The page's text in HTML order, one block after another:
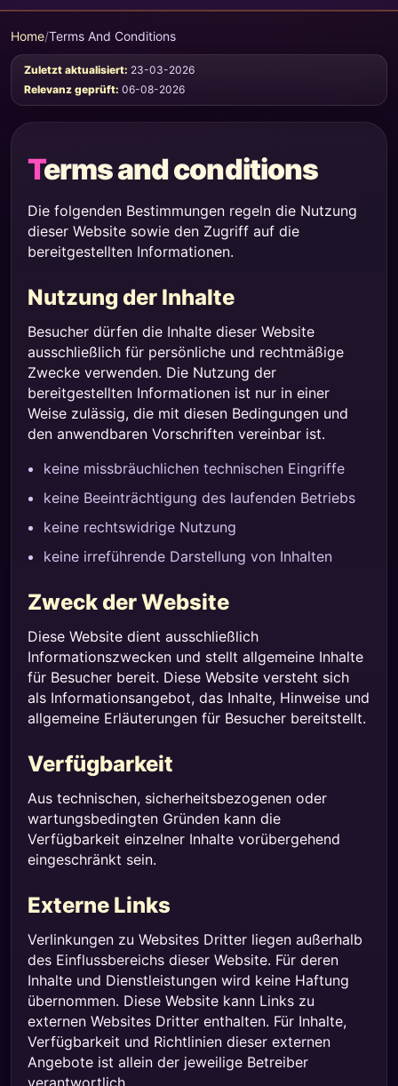
Home/Terms And Conditions
Zuletzt aktualisiert: 23-03-2026
Relevanz geprüft: 06-08-2026
Terms and conditions
Die folgenden Bestimmungen regeln die Nutzung
dieser Website sowie den Zugriff auf die
bereitgestellten Informationen.
Nutzung der Inhalte
Besucher dürfen die Inhalte dieser Website
ausschließlich für persönliche und rechtmäßige
Zwecke verwenden. Die Nutzung der
bereitgestellten Informationen ist nur in einer
Weise zulässig, die mit diesen Bedingungen und
den anwendbaren Vorschriften vereinbar ist.
keine missbräuchlichen technischen Eingriffe
keine Beeinträchtigung des laufenden Betriebs
keine rechtswidrige Nutzung
keine irreführende Darstellung von Inhalten
Zweck der Website
Diese Website dient ausschließlich
Informationszwecken und stellt allgemeine Inhalte
für Besucher bereit. Diese Website versteht sich
als Informationsangebot, das Inhalte, Hinweise und
allgemeine Erläuterungen für Besucher bereitstellt.
Verfügbarkeit
Aus technischen, sicherheitsbezogenen oder
wartungsbedingten Gründen kann die
Verfügbarkeit einzelner Inhalte vorübergehend
eingeschränkt sein.
Externe Links
Verlinkungen zu Websites Dritter liegen außerhalb
des Einflussbereichs dieser Website. Für deren
Inhalte und Dienstleistungen wird keine Haftung
übernommen. Diese Website kann Links zu
externen Websites Dritter enthalten. Für Inhalte,
Verfügbarkeit und Richtlinien dieser externen
Angebote ist allein der jeweilige Betreiber
verantwortlich.